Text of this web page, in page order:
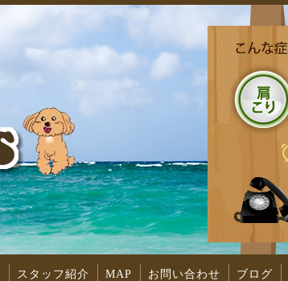
スタッフ紹介 MAP お問い合わせ ブログ